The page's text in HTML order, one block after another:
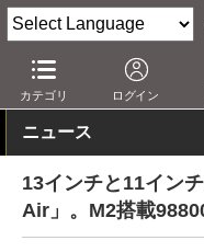
カテゴリ ログイン
AV Watch 製品 タブレ
ニュース
13インチと11イン
Air」。M2搭載